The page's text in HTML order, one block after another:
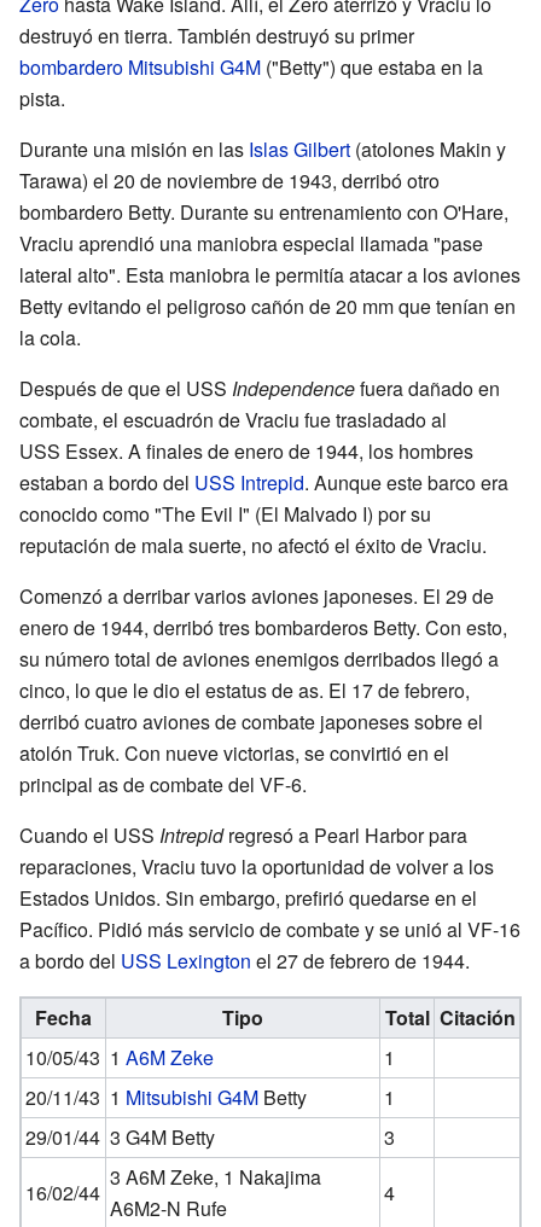
destruyó en tierra. También destruyó su primer
bombardero Mitsubishi G4M ("Betty") que estaba en la
pista.
Durante una misión en las Islas Gilbert (atolones Makin y
Tarawa) el 20 de noviembre de 1943, derribó otro
bombardero Betty. Durante su entrenamiento con O'Hare,
Vraciu aprendió una maniobra especial llamada "pase
lateral alto". Esta maniobra le permitía atacar a los aviones
Betty evitando el peligroso cañón de 20 mm que tenían en
la cola.
Después de que el USS Independencefuera dañado en
combate, el escuadrón de Vraciu fue trasladado al
USS Essex. A finales de enero de 1944, los hombres
estaban a bordo del USS Intrepid. Aunque este barco era
conocido como "The Evil I" (El Malvado I) por su
reputación de mala suerte, no afectó el éxito de Vraciu.
Comenzó a derribar varios aviones japoneses. El 29 de
enero de 1944, derribó tres bombarderos Betty. Con esto,
su número total de aviones enemigos derribados llegó a
cinco, lo que le dio el estatus de as. El 17 de febrero,
derribó cuatro aviones de combate japoneses sobre el
atolón Truk. Con nueve victorias, se convirtió en el
principal as de combate del VF-6.
Cuando el USS Intrepidregresó a Pearl Harbor para
reparaciones, Vraciu tuvo la oportunidad de volver a los
Estados Unidos. Sin embargo, prefirió quedarse en el
Pacífico. Pidió más servicio de combate y se unió al VF-16
a bordo del USS Lexington el 27 de febrero de 1944.
Fecha Tipo Total Citación
10/05/43 1A6M Zeke
1
20/11/43 1 Mitsubishi G4M Betty
1
29/01/44 3 G4M Betty
3
16/02/44
3 A6M Zeke, 1 Nakajima
A6M2-N Rufe
4